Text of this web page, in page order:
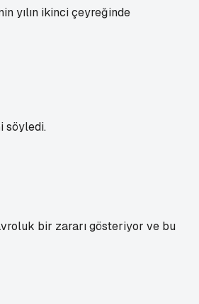
yılın ikinci çeyreğinde
söyledi.
bir zararı gösteriyor ve bu